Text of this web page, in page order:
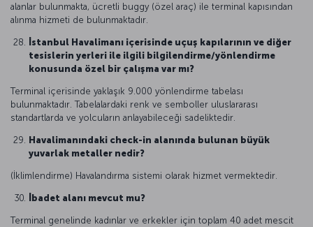
alanlar bulunmakta, ücretli buggy (özel araç) ile terminal kapısından
alınma hizmeti de bulunmaktadır.
İstanbul Havalimanı içerisinde uçuş kapılarının ve diğer
tesislerin yerleri ile ilgili bilgilendirme/yönlendirme
konusunda özel bir çalışma var mı?
Terminal içerisinde yaklaşık 9.000 yönlendirme tabelası
bulunmaktadır. Tabelalardaki renk ve semboller uluslararası
standartlarda ve yolcuların anlayabileceği sadeliktedir.
Havalimanındaki check-in alanında bulunan büyük
yuvarlak metaller nedir?
(İklimlendirme) Havalandırma sistemi olarak hizmet vermektedir.
İbadet alanı mevcut mu?
Terminal genelinde kadınlar ve erkekler için toplam 40 adet mescit